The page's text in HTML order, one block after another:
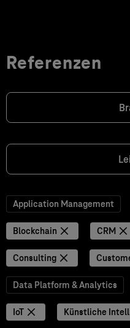
Referenzen
Application Management
Blockchain CRM
Consulting
Data Platform & Analytics
IoT Künstliche